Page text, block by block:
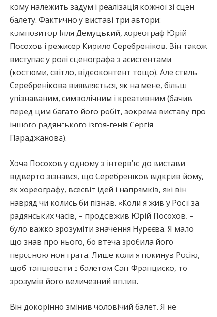
кому належить задум і реалізація кожної зі сцен
балету. Фактично у виставі три автори:
композитор Ілля Демуцький, хореограф Юрій
Посохов і режисер Кирило Серебреніков. Він також
виступає у ролі сценографа з асистентами
(костюми, світло, відеоконтент тощо). Але стиль
Серебренікова виявляється, як на мене, більш
упізнаваним, символічним і креативним (бачив
перед цим багато його робіт, зокрема виставу про
іншого радянського ізгоя-генія Сергія
Параджанова).
Хоча Посохов у одному з інтерв’ю до вистави
відверто зізнався, що Серебреніков відкрив йому,
як хореографу, всесвіт ідей і напрямків, які він
навряд чи колись би пізнав. «Коли я жив у Росії за
радянських часів, – продовжив Юрій Посохов, –
було важко зрозуміти значення Нурєєва. Я мало
що знав про нього, бо втеча зробила його
персоною нон грата. Лише коли я покинув Росію,
щоб танцювати з балетом Сан-Франциско, то
зрозумів його величезний вплив.
Він докорінно змінив чоловічий балет. Я не